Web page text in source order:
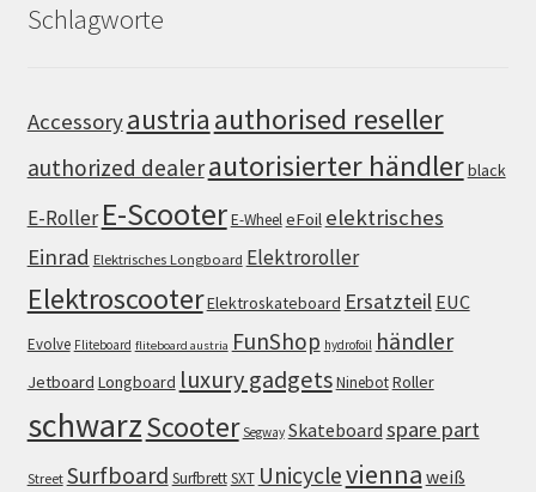
Schlagworte
Accessoryaustria authorised reseller
authorized dealerautorisierter händlerblack
E-Roller E-ScooterE-WheeleFoil elektrisches
Einrad Elektrisches Longboard Elektroroller
ElektroscooterElektroskateboard Ersatzteil EUC
Evolve Fliteboard fliteboard austria FunShop hydrofoil händler
Jetboard Longboard luxury gadgetsNinebotRoller
schwarzScooter Segway Skateboard spare part
Street Surfboard SurfbrettSXT Unicyclevienna weiß